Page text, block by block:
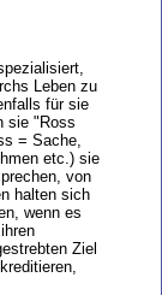
Leben zu
für sie
sie "Ross
= Sache,
etc.) sie
von
halten sich
wenn es
Ziel